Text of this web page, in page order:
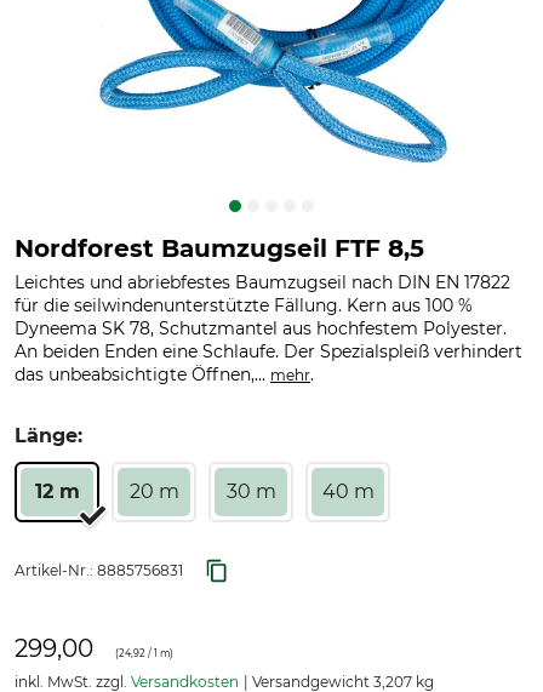
Nordforest Baumzugseil FTF 8,5
Leichtes und abriebfestes Baumzugseil nach DIN EN 17822
für die seilwindenunterstützte Fällung. Kern aus 100 %
Dyneema SK 78, Schutzmantel aus hochfestem Polyester.
An beiden Enden eine Schlaufe. Der Spezialspleiß verhindert
das unbeabsichtigte Öffnen,... mehr.
Länge:
12 m 20 m 30 m 40 m
Artikel-Nr.: 8885756831
299,00 (24,92 / 1 m)
inkl. MwSt. zzgl. Versandkosten Versandgewicht 3,207 kg